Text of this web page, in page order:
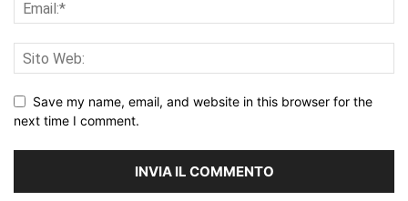
Save my name, email, and website in this browser for the
next time I comment.